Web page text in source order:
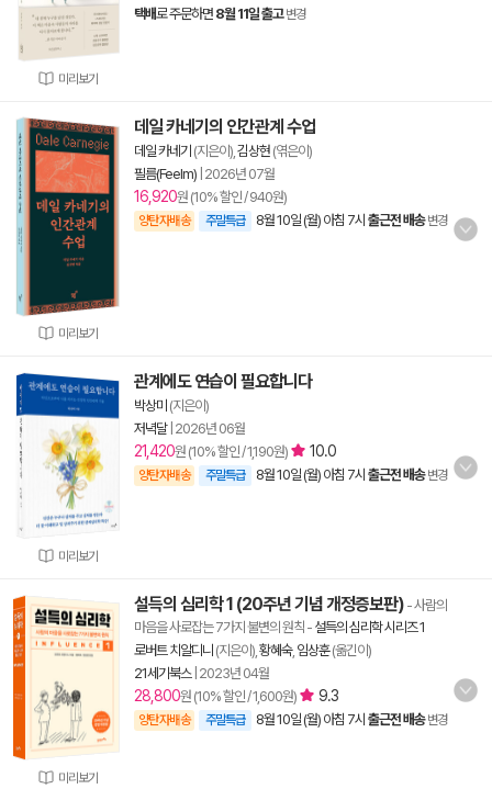
미리보기
택배로 주문하면 8월 11일 출고 변경
미리보기
데일 카네기의 인간관계 수업
데일 카네기 (지은이), 김상현 (엮은이)
필름(Feelm) 2026년 07월
16,920원 (10% 할인 / 940원)
양탄자배송 주말특급 8월 10일 (월) 아침 7시 출근전 배송 변경
미리보기
관계에도 연습이 필요합니다
박상미 (지은이)
저녁달| 2026년 06월
21,420원 (10% 할인 / 1,190원) 10.0
양탄자배송 주말특급 8월 10일 (월) 아침 7시 출근전 배송 변경
미리보기
설득의 심리학 1 (20주년 기념 개정증보판) - 사람의
마음을 사로잡는 7가지 불변의 원칙 - 설득의 심리학 시리즈 1
로버트 치알디니 (지은이), 황혜숙, 임상훈(옮긴이)
21세기북스| 2023년 04월
28,800원 (10% 할인 / 1,600원) 9.3
양탄자배송 주말특급 8월 10일 (월) 아침 7시 출근전 배송 변경